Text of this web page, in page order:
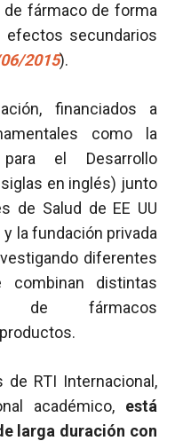
fármaco de forma
secundarios
2015).
financiados a
como la
para el Desarrollo
en inglés) junto
de Salud de EE UU
la fundación privada
diferentes
distintas
de fármacos
RTI Internacional,
académico, está
larga duración con